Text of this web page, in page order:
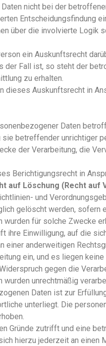
nicht bei der
Entscheidungsfindung
über die involvierte Logik
ein Auskunftsrecht
der Fall ist, so steht der
zu erhalten.
dieses Auskunftsrecht in
Daten
betreffender unrichtiger
der Verarbeitung, die
Berichtigungsrecht in
auf Löschung (Recht auf
und
gelöscht werden,
wurden für solche Zwecke
Einwilligung, auf die
einer anderweitigen
ein, und es liegen
gegen die
unrechtmäßig
Daten ist zur
unterliegt. Die
Gründe zutrifft und eine
hierzu jederzeit an